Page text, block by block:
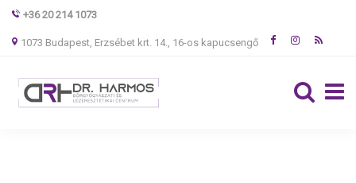
+36 20 214 1073
1073 Budapest, Erzsébet krt. 14., 16-os kapucsengő